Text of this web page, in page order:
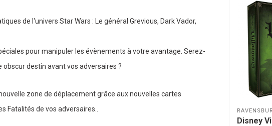
de l'univers Star Wars : Le général Grevious, Dark Vador,
pour manipuler les évènements à votre avantage. Serez-
destin avant vos adversaires ?
zone de déplacement grâce aux nouvelles cartes
Fatalités de vos adversaires..
Disney